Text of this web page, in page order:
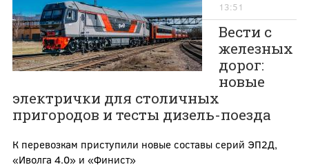
13:51
Вести с
железных
дорог:
новые
электрички для столичных
пригородов и тесты дизель-поезда
К перевозкам приступили новые составы серий ЭП2Д,
«Иволга 4.0» и «Финист»